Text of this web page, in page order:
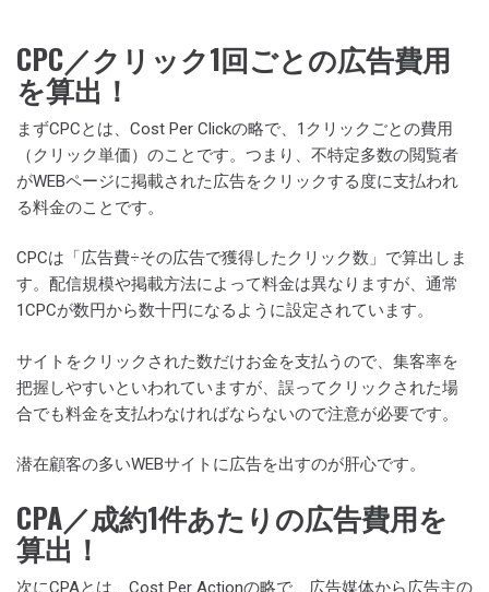
CPC／クリック1回ごとの広告費用
を算出！
まずCPCとは、Cost Per Clickの略で、1クリックごとの費用
（クリック単価）のことです。つまり、不特定多数の閲覧者
がWEBページに掲載された広告をクリックする度に支払われ
る料金のことです。
CPCは「広告費÷その広告で獲得したクリック数」で算出しま
す。配信規模や掲載方法によって料金は異なりますが、通常
1CPCが数円から数十円になるように設定されています。
サイトをクリックされた数だけお金を支払うので、集客率を
把握しやすいといわれていますが、誤ってクリックされた場
合でも料金を支払わなければならないので注意が必要です。
潜在顧客の多いWEBサイトに広告を出すのが肝心です。
CPA／成約1件あたりの広告費用を
算出！
次にCPAとは、Cost Per Actionの略で、広告媒体から広告主の